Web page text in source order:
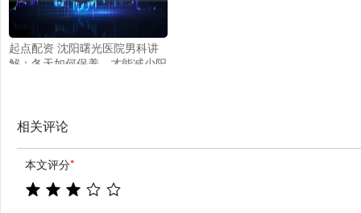
起点配资 沈阳曙光医院男科讲
解：冬天如何保养，才能减少阳
相关评论
本文评分*